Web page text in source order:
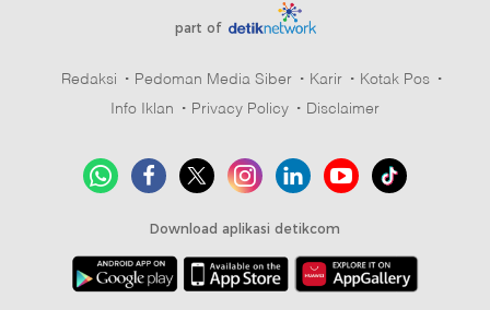
part of
Redaksi Pedoman Media Siber Karir
Kotak Pos
Info Iklan
Privacy Policy Disclaimer
Download aplikasi detikcom